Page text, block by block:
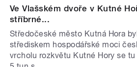
Ve Vlašském dvoře v Kutné
stříbrné...
Středočeské město Kutná Hora
střediskem hospodářské moci
vrcholu rozkvětu Kutné Hory se